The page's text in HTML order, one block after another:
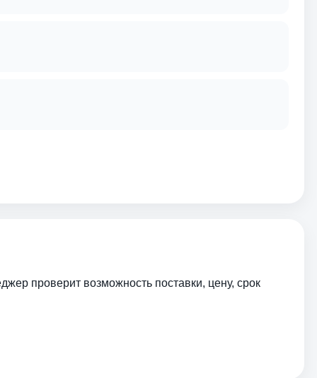
проверит возможность поставки, цену, срок